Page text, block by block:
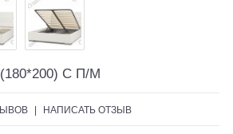
С П/М
НАПИСАТЬ ОТЗЫВ